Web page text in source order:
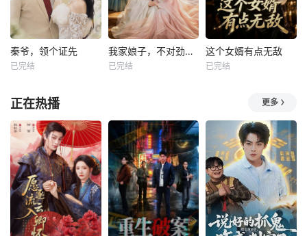
秦爷，领个证先
已完结
我家娘子，不对劲第四季
已完结
这个女婿有点无敌
已完结
正在热播 更多